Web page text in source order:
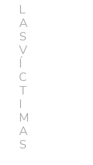
L
A
S
V
Í
C
T
I
M
A
S